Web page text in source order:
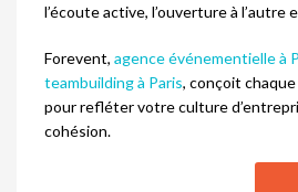
l’écoute active, l’ouverture à l’autre
Forevent, agence événementielle à
teambuilding à Paris, conçoit
pour refléter votre culture
cohésion.